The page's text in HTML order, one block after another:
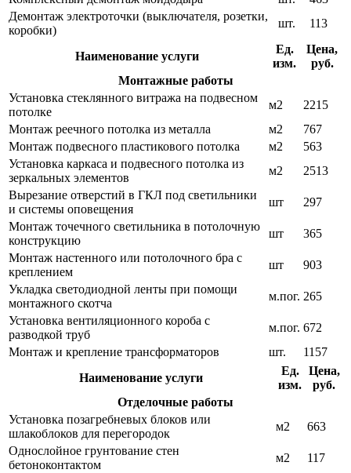
Демонтаж электроточки (выключателя, розетки,
коробки)
шт. 113
Наименование услуги
Ед.
изм.
Цена,
руб.
Монтажные работы
Установка стеклянного витража на подвесном
потолке
м2
2215
Монтаж реечного потолка из металла
м2
767
Монтаж подвесного пластикового потолка
м2
563
Установка каркаса и подвесного потолка из
зеркальных элементов
м2
2513
Вырезание отверстий в ГКЛ под светильники
и системы оповещения
шт
297
Монтаж точечного светильника в потолочную
конструкцию
шт
365
Монтаж настенного или потолочного бра с
креплением
шт
903
Укладка светодиодной ленты при помощи
монтажного скотча
м.пог. 265
Установка вентиляционного короба с
разводкой труб
м.пог. 672
Монтаж и крепление трансформаторов
шт.
1157
Наименование услуги
Ед.
изм.
Цена,
руб.
Отделочные работы
Установка позагребневых блоков или
шлакоблоков для перегородок
м2
663
Однослойное грунтование стен
бетоноконтактом
м2
117